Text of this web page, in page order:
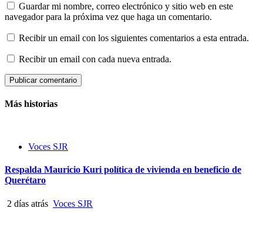
Guardar mi nombre, correo electrónico y sitio web en este
navegador para la próxima vez que haga un comentario.
Recibir un email con los siguientes comentarios a esta entrada.
Recibir un email con cada nueva entrada.
Más historias
Voces SJR
Respalda Mauricio Kuri política de vivienda en beneficio de
Querétaro
2 días atrás Voces SJR